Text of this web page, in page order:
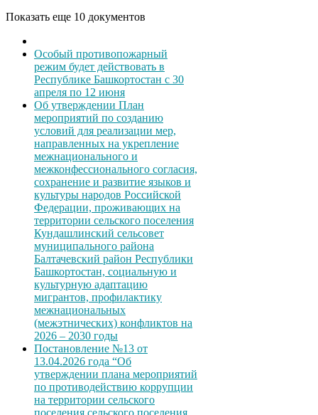
Показать еще 10 документов
Особый противопожарный
режим будет действовать в
Республике Башкортостан с 30
апреля по 12 июня
Об утверждении План
мероприятий по созданию
условий для реализации мер,
направленных на укрепление
межнационального и
межконфессионального согласия,
сохранение и развитие языков и
культуры народов Российской
Федерации, проживающих на
территории сельского поселения
Кундашлинский сельсовет
муниципального района
Балтачевский район Республики
Башкортостан, социальную и
культурную адаптацию
мигрантов, профилактику
межнациональных
(межэтнических) конфликтов на
2026 – 2030 годы
Постановление №13 от
13.04.2026 года “Об
утверждении плана мероприятий
по противодействию коррупции
на территории сельского